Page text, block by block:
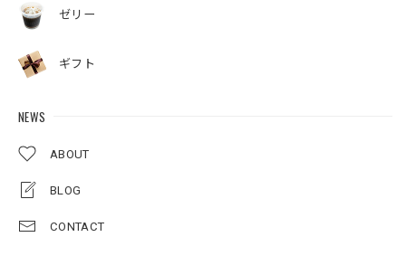
ゼリー
ギフト
NEWS
ABOUT
BLOG
CONTACT